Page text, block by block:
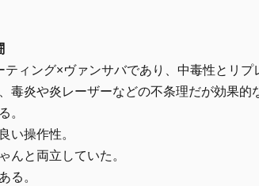
ィング×ヴァンサバであり、中毒性とリプ
毒炎や炎レーザーなどの不条理だが効果的
。
い操作性。
んと両立していた。
る。